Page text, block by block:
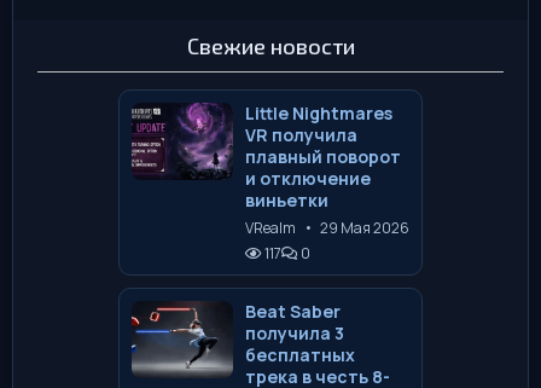
Свежие новости
Little Nightmares
VR получила
плавный поворот
и отключение
виньетки
VRealm • 29 Мая 2026
117
0
Beat Saber
получила 3
бесплатных
трека в честь 8-